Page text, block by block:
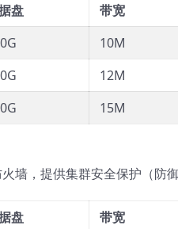
盘 带宽
10M
12M
15M
墙，提供集群安全保护（防
盘 带宽